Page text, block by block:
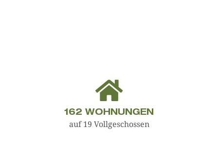
162 WOHNUNGEN
auf 19 Vollgeschossen